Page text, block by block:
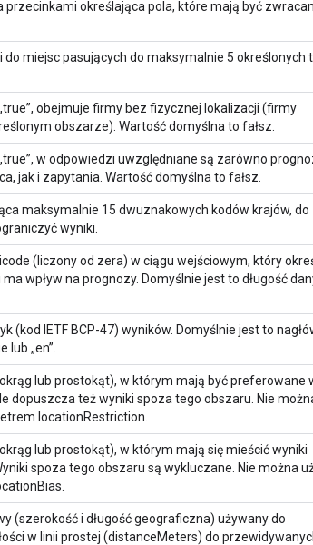
przecinkami określająca pola, które mają być
do miejsc pasujących do maksymalnie 5 określonych
obejmuje firmy bez fizycznej lokalizacji (firmy
obszarze). Wartość domyślna to fałsz.
w odpowiedzi uwzględniane są zarówno
jak i zapytania. Wartość domyślna to fałsz.
maksymalnie 15 dwuznakowych kodów krajów, do
wyniki.
(liczony od zera) w ciągu wejściowym, który
wpływ na prognozy. Domyślnie jest to długość
(kod IETF BCP-47) wyników. Domyślnie jest to
„en”.
lub prostokąt), w którym mają być preferowane
dopuszcza też wyniki spoza tego obszaru. Nie
locationRestriction.
lub prostokąt), w którym mają się mieścić wyniki
spoza tego obszaru są wykluczane. Nie można
(szerokość i długość geograficzna) używany do
w linii prostej (distanceMeters) do